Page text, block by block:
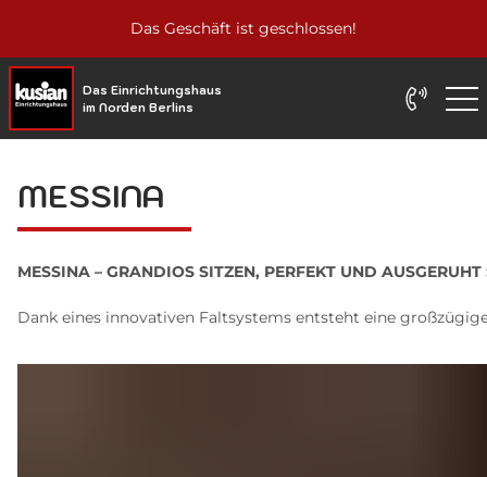
Das Geschäft ist geschlossen!
Das Einrichtungshaus
im Norden Berlins
MESSINA
MESSINA – GRANDIOS SITZEN, PERFEKT UND AUSGERUHT
Dank eines innovativen Faltsystems entsteht eine